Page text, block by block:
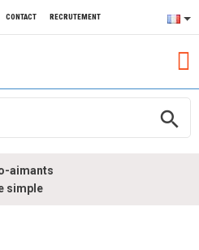
search
CONTACT RECRUTEMENT
aimants
simple